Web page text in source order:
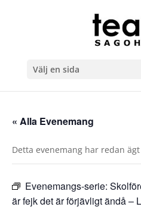
Välj en sida
« Alla Evenemang
Detta evenemang har redan
Evenemangs-serie:
är fejk det är förjävligt ändå –